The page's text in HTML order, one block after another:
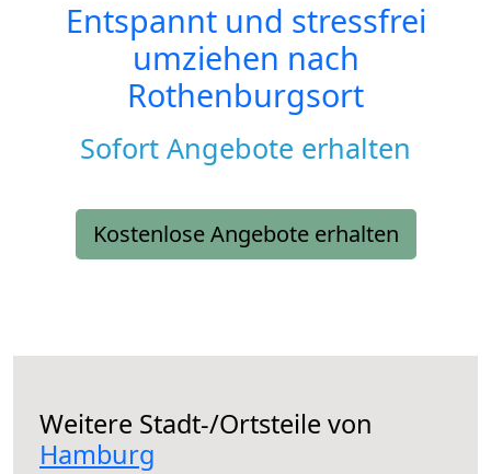
Entspannt und stressfrei
umziehen nach
Rothenburgsort
Sofort Angebote erhalten
Kostenlose Angebote erhalten
Weitere Stadt-/Ortsteile von
Hamburg